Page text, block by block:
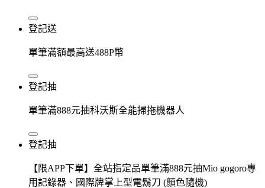
登記送
單筆滿額最高送488P幣
登記抽
單筆滿888元抽科沃斯全能掃拖機器人
登記抽
【限APP下單】全站指定品單筆滿888元抽Mio gogoro專
用記錄器、國際牌掌上型電鬍刀 (顏色隨機)